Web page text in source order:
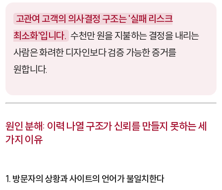
고관여 고객의 의사결정 구조는 '실패 리스크
최소화'입니다. 수천만 원을 지불하는 결정을 내리는
사람은 화려한 디자인보다 검증 가능한 증거를
원합니다.
원인 분해: 이력 나열 구조가 신뢰를 만들지 못하는 세
가지 이유
1. 방문자의 상황과 사이트의 언어가 불일치한다